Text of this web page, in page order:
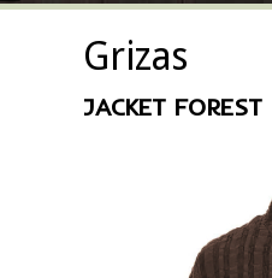
Grizas
JACKET